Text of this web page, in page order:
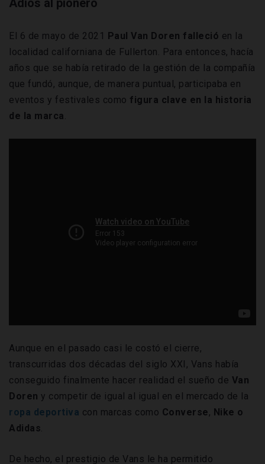
Adiós al pionero
El 6 de mayo de 2021 Paul Van Doren falleció en la
localidad californiana de Fullerton. Para entonces, hacía
años que se había retirado de la gestión de la compañía
que fundó, aunque, de manera puntual, participaba en
eventos y festivales como figura clave en la historia
de la marca.
Aunque en el pasado casi le costó el cierre,
transcurridas dos décadas del siglo XXI, Vans había
conseguido finalmente hacer realidad el sueño de Van
Doren y competir de igual al igual en el mercado de la
ropa deportiva con marcas como Converse, Nike o
Adidas.
De hecho, el prestigio de Vans le ha permitido